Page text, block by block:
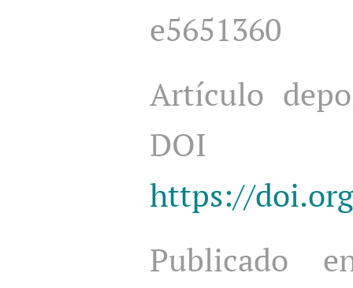
e5651360
Artículo
DOI
https://
Publicado